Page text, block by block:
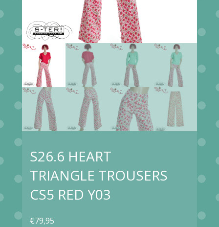
S26.6 HEART
TRIANGLE TROUSERS
CS5 RED Y03
€79,95